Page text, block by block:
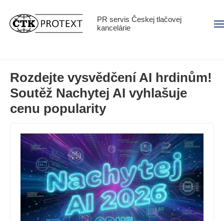
PR servis Českej tlačovej
kancelárie
Rozdejte vysvědčení AI hrdinům!
Soutěž Nachytej AI vyhlašuje
cenu popularity